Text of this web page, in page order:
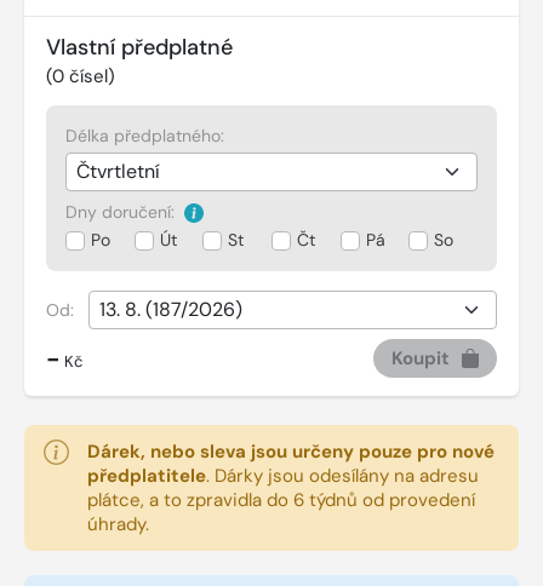
Vlastní předplatné
(0 čísel)
Délka předplatného:
Dny doručení:
Po
Út St Čt Pá So
Od:
- Kč Koupit
Dárek, nebo sleva jsou určeny pouze pro nové
předplatitele. Dárky jsou odesílány na adresu
plátce, a to zpravidla do 6 týdnů od provedení
úhrady.